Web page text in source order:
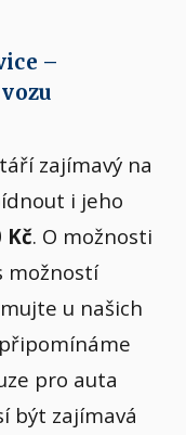
–
zajímavý na
i jeho
Kč. O možnosti
možností
u našich
pro auta
být zajímavá